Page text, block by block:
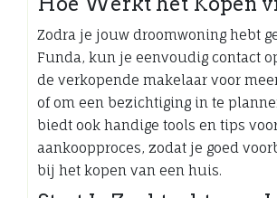
Zodra je jouw droomwoning hebt
Funda, kun je eenvoudig contact
de verkopende makelaar voor
of om een bezichtiging in te
biedt ook handige tools en tips
aankoopproces, zodat je goed
bij het kopen van een huis.